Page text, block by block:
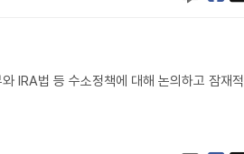
IRA법 등 수소정책에 대해 논의하고 잠재적